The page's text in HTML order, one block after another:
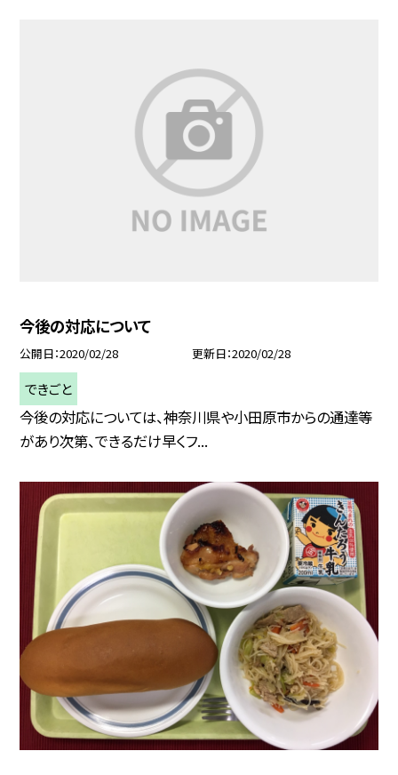
今後の対応について
公開日 2020/02/28 更新日 2020/02/28
できごと
今後の対応については、神奈川県や小田原市からの通達等
があり次第、できるだけ早くフ...